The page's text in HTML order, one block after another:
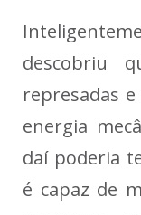
descobriu
represadas
energia
daí poderia
é capaz de